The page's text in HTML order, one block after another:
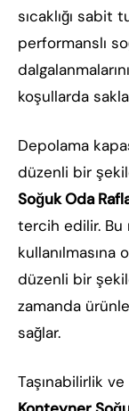
sıcaklığı sabit
performanslı
koşullarda
Depolama
düzenli bir
Soğuk Oda
tercih edilir. Bu
düzenli bir
zamanda
sağlar.
Taşınabilirlik ve